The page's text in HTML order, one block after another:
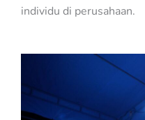
individu di perusahaan.